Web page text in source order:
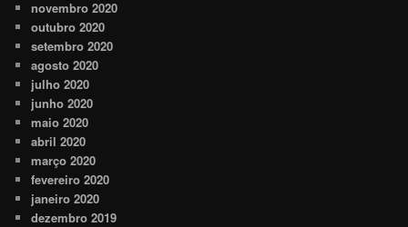
novembro 2020
outubro 2020
setembro 2020
agosto 2020
julho 2020
junho 2020
maio 2020
abril 2020
março 2020
fevereiro 2020
janeiro 2020
dezembro 2019